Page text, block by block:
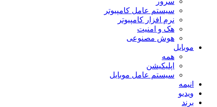
سیستم عامل کامپیوتر
نرم افزار کامپیوتر
هک و امنیت
هوش مصنوعی
موبایل
همه
اپلیکیشن
سیستم عامل موبایل
انیمه
ویدیو
برند